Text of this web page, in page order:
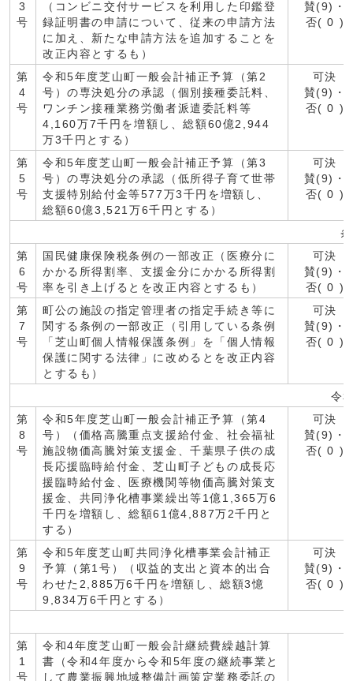
3
号
（コンビニ交付サービスを利用した印鑑登
録証明書の申請について、従来の申請方法
に加え、新たな申請方法を追加することを
改正内容とするも）
賛(9)・
否( 0 )
第
4
号
令和5年度芝山町一般会計補正予算（第2
号）の専決処分の承認（個別接種委託料、
ワンチン接種業務労働者派遣委託料等
4,160万7千円を増額し、総額60億2,944
万3千円とする）
可決
賛(9)・
否( 0 )
第
5
号
令和5年度芝山町一般会計補正予算（第3
号）の専決処分の承認（低所得子育て世帯
支援特別給付金等577万3千円を増額し、
総額60億3,521万6千円とする）
可決
賛(9)・
否( 0 )
第
6
号
国民健康保険税条例の一部改正（医療分に
かかる所得割率、支援金分にかかる所得割
率を引き上げるとを改正内容とするも）
可決
賛(9)・
否( 0 )
第
7
号
町公の施設の指定管理者の指定手続き等に
関する条例の一部改正（引用している条例
「芝山町個人情報保護条例」を「個人情報
保護に関する法律」に改めるとを改正内容
とするも）
可決
賛(9)・
否( 0 )
令
第
8
号
令和5年度芝山町一般会計補正予算（第4
号）（価格高騰重点支援給付金、社会福祉
施設物価高騰対策支援金、千葉県子供の成
長応援臨時給付金、芝山町子どもの成長応
援臨時給付金、医療機関等物価高騰対策支
援金、共同浄化槽事業繰出等1億1,365万6
千円を増額し、総額61億4,887万2千円と
する）
可決
賛(9)・
否( 0 )
第
9
号
令和5年度芝山町共同浄化槽事業会計補正
予算（第1号）（収益的支出と資本的出合
わせた2,885万6千円を増額し、総額3憶
9,834万6千円とする）
可決
賛(9)・
否( 0 )
第
1
号
令和4年度芝山町一般会計継続費繰越計算
書（令和4年度から令和5年度の継続事業と
して農業振興地域整備計画策定業務委託の